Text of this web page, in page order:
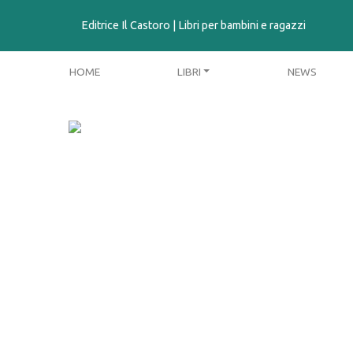
Editrice Il Castoro | Libri per bambini e ragazzi
HOME LIBRI NEWS